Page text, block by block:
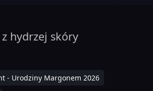
z hydrzej skóry
- Urodziny Margonem 2026